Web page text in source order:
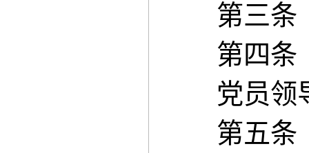
第三条
第四条
党员领导
第五条